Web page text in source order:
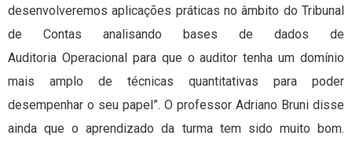
desenvolveremos aplicações práticas no âmbito do Tribunal
de Contas analisando bases de dados de
Auditoria Operacional para que o auditor tenha um domínio
mais amplo de técnicas quantitativas para poder
desempenhar o seu papel”. O professor Adriano Bruni disse
ainda que o aprendizado da turma tem sido muito bom.